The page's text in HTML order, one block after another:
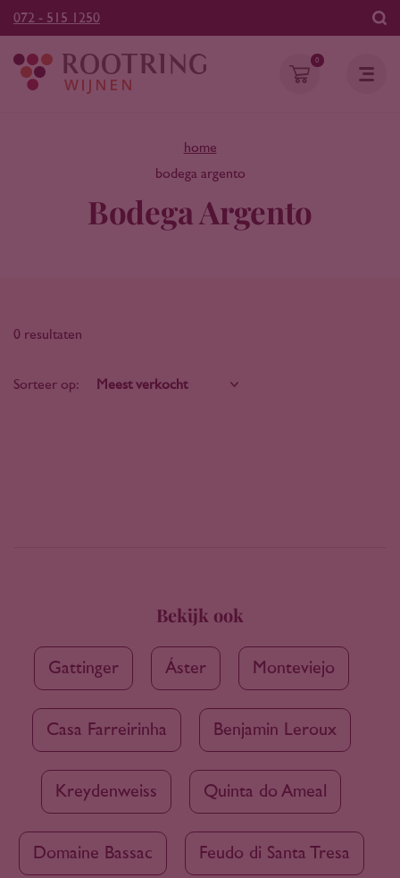
072 - 515 1250
0
home
bodega argento
Bodega Argento
0 resultaten
Sorteer op:
Bekijk ook
Gattinger Áster Monteviejo
Casa Farreirinha Benjamin Leroux
Kreydenweiss Quinta do Ameal
Domaine Bassac Feudo di Santa Tresa